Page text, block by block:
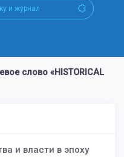
слово «HISTORICAL
и власти в эпоху